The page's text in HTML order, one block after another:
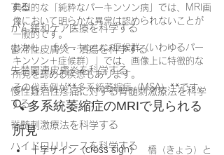
する
がん緩和ケア医療を科学する
鬱滞性皮膚炎・潰瘍を科学する
失禁関連皮膚炎を科学する
慢性難治性疼痛に対する脊髄刺激療法を科学
する
脊髄刺激療法を科学する
ハイドロリリースを科学する
典型的な「純粋なパーキンソン病」では、MRI画
像において明らかな異常は認められないことが
一般的です。
しかし、「パーキンソン症候群（いわゆるパー
キンソン＋症候群）」では、画像上に特徴的な
所見を認める疾患もあります。
その代表例が**多系統萎縮症（MSA）**です。
🔍 多系統萎縮症のMRIで見られる
所見
十字サイン（cross sign）
橋（きょう）と